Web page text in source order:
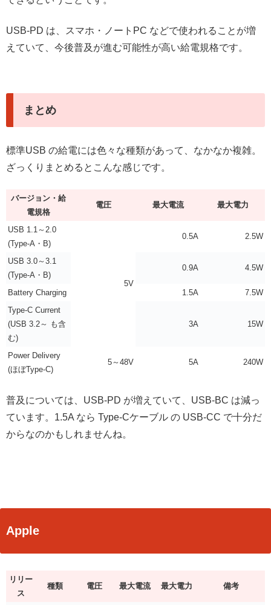
USB-PD は、スマホ・ノートPC などで使われることが増
えていて、今後普及が進む可能性が高い給電規格です。
まとめ
標準USB の給電には色々な種類があって、なかなか複雑。
ざっくりまとめるとこんな感じです。
バージョン・給
電規格
電圧 最大電流 最大電力
USB 1.1～2.0
(Type-A・B)
5V
0.5A 2.5W
USB 3.0～3.1
(Type-A・B)
0.9A 4.5W
Battery Charging 1.5A
7.5W
Type-C Current
(USB 3.2～ も含
む)
3A 15W
Power Delivery
(ほぼType-C)
5～48V 5A 240W
普及については、USB-PD が増えていて、USB-BC は減っ
ています。1.5A なら Type-Cケーブル の USB-CC で十分だ
からなのかもしれませんね。
Apple
リリー
ス
種類 電圧 最大電流 最大電力 備考